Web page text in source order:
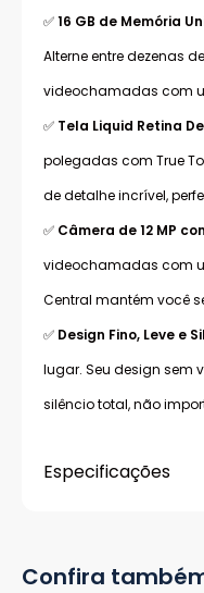
✅16 GB de Memória
Alterne entre dezenas
videochamadas com
✅ Tela Liquid Retina
polegadas com True
de detalhe incrível,
✅ Câmera de 12 MP
videochamadas com
Central mantém você
✅ Design Fino, Leve e
lugar. Seu design sem
silêncio total, não
Especificações
Confira